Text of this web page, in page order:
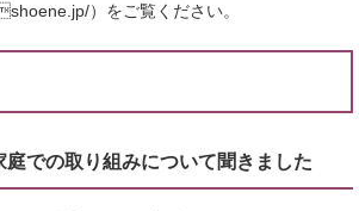
）をご覧ください。
庭での取り組みについて聞きました